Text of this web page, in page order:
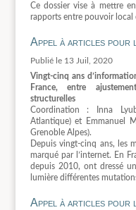
Ce dossier vise à mettre
rapports entre pouvoir local
Appel à articles pour
13 Juil, 2020
Vingt-cinq ans
France, entre
structurelles
Coordination : Inna
Atlantique) et Emmanuel
Grenoble Alpes).
Depuis vingt-cinq ans, les
marqué par l’internet. En
depuis 2010, ont dressé
lumière différentes
Appel à articles pour